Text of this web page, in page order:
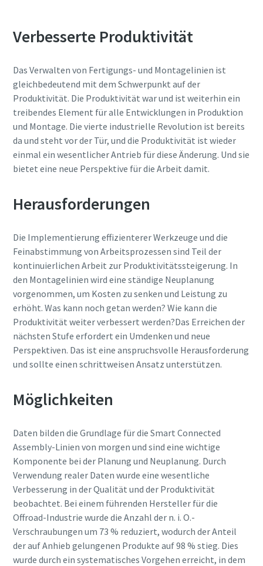
Maßzeichnungen, Informationen zu Ersatzteilen, Produkt
zu unseren Produkten finden Sie in unserem ServAid.
Momentum Talks
Entdecken Sie inspirierende und ansprechende Gespräche
bei Atlas Copco
Ansehen
Verbesserte Produktivität
Das Verwalten von Fertigungs- und Montagelinien ist
gleichbedeutend mit dem Schwerpunkt auf der
Produktivität. Die Produktivität war und ist weiterhin ein
treibendes Element für alle Entwicklungen in Produktion
und Montage. Die vierte industrielle Revolution ist bereits
da und steht vor der Tür, und die Produktivität ist wieder
einmal ein wesentlicher Antrieb für diese Änderung. Und sie
bietet eine neue Perspektive für die Arbeit damit.
Herausforderungen
Die Implementierung effizienterer Werkzeuge und die
Feinabstimmung von Arbeitsprozessen sind Teil der
kontinuierlichen Arbeit zur Produktivitätssteigerung. In
den Montagelinien wird eine ständige Neuplanung
vorgenommen, um Kosten zu senken und Leistung zu
erhöht. Was kann noch getan werden? Wie kann die
Produktivität weiter verbessert werden?Das Erreichen der
nächsten Stufe erfordert ein Umdenken und neue
Perspektiven. Das ist eine anspruchsvolle Herausforderung
und sollte einen schrittweisen Ansatz unterstützen.
Möglichkeiten
Daten bilden die Grundlage für die Smart Connected
Assembly-Linien von morgen und sind eine wichtige
Komponente bei der Planung und Neuplanung. Durch
Verwendung realer Daten wurde eine wesentliche
Verbesserung in der Qualität und der Produktivität
beobachtet. Bei einem führenden Hersteller für die
Offroad-Industrie wurde die Anzahl der n. i. O.-
Verschraubungen um 73 % reduziert, wodurch der Anteil
der auf Anhieb gelungenen Produkte auf 98 % stieg. Dies
wurde durch ein systematisches Vorgehen erreicht, in dem
Wenn Sie diese Anfrage
anhand der erfassten Angaben
kontaktieren. Weitere
Informationen finden Sie in
unserer Datenschutzerklärung.
Ich habe die
Datenschutzerklärung
gelesen und akzeptiert
Informationen über
Produkte, Services und
Copco erhalten. Ich kann
mich jederzeit wieder
abmelden.
Ja, kontaktieren Sie mich!
Anti-Roboter-Verifizierung
Hier klicken
FriendlyCaptcha ⇗
Wenn Sie diese Anfrage
anhand der erfassten Angaben
kontaktieren. Weitere
Informationen finden Sie in
unserer Datenschutzerklärung.
Ich habe die
Datenschutzerklärung
gelesen und akzeptiert
Informationen über
Produkte, Services und
Copco erhalten. Ich kann
mich jederzeit wieder
abmelden.
Ja, kontaktieren Sie mich!
Anti-Roboter-Verifizierung
Hier klicken
FriendlyCaptcha ⇗